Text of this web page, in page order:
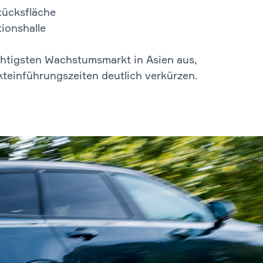
Wachstumsmarkt in Asien aus,
deutlich verkürzen.